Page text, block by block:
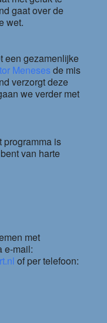
gaat over de
wet.
een gezamenlijke
Meneses de mis
verzorgt deze
we verder met
programma is
van harte
met
e-mail:
of per telefoon: